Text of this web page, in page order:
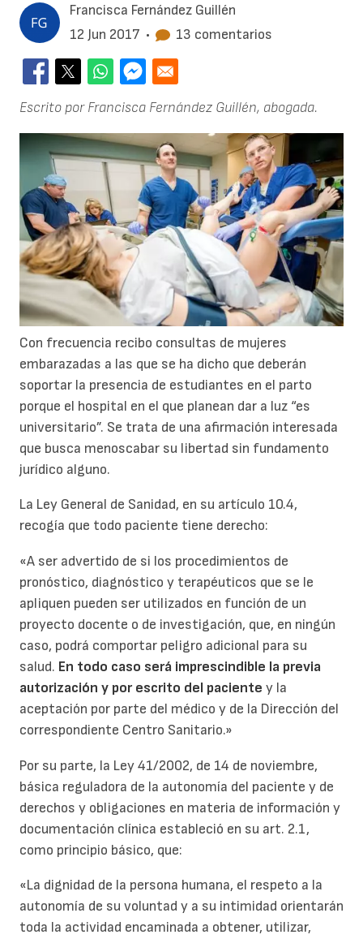
Francisca Fernández Guillén
12 Jun 2017 • 13 comentarios
Escrito por Francisca Fernández Guillén, abogada.
Con frecuencia recibo consultas de mujeres
embarazadas a las que se ha dicho que deberán
soportar la presencia de estudiantes en el parto
porque el hospital en el que planean dar a luz “es
universitario”. Se trata de una afirmación interesada
que busca menoscabar su libertad sin fundamento
jurídico alguno.
La Ley General de Sanidad, en su artículo 10.4,
recogía que todo paciente tiene derecho:
«A ser advertido de si los procedimientos de
pronóstico, diagnóstico y terapéuticos que se le
apliquen pueden ser utilizados en función de un
proyecto docente o de investigación, que, en ningún
caso, podrá comportar peligro adicional para su
salud. En todo caso será imprescindible la previa
autorización y por escrito del paciente y la
aceptación por parte del médico y de la Dirección del
correspondiente Centro Sanitario.»
Por su parte, la Ley 41/2002, de 14 de noviembre,
básica reguladora de la autonomía del paciente y de
derechos y obligaciones en materia de información y
documentación clínica estableció en su art. 2.1,
como principio básico, que:
«La dignidad de la persona humana, el respeto a la
autonomía de su voluntad y a su intimidad orientarán
toda la actividad encaminada a obtener, utilizar,